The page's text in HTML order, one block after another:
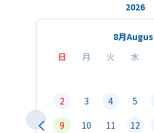
2026
8月
日
月 火 水
2
3 4 5
9
10 11 12